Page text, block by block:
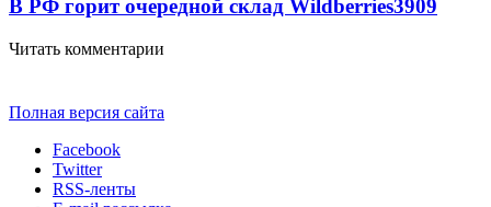
В РФ горит очередной склад Wildberries3909
Читать комментарии
Полная версия сайта
Facebook
Twitter
RSS-ленты